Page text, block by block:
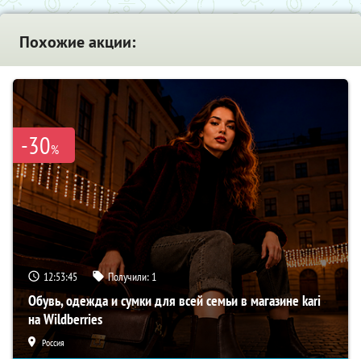
Похожие акции:
-30%
12:53:44 Получили: 1
Обувь, одежда и сумки для всей семьи в магазине kari
на Wildberries
Россия